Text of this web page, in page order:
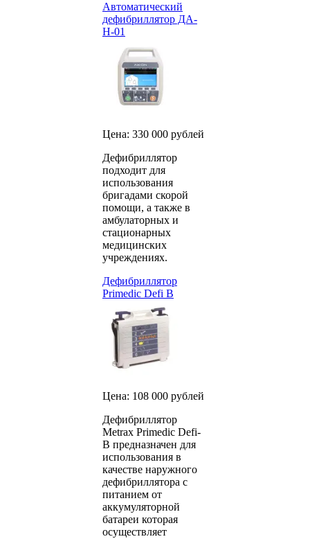
Автоматический
дефибриллятор ДА-
Н-01
Цена: 330 000 рублей
Дефибриллятор
подходит для
использования
бригадами скорой
помощи, а также в
амбулаторных и
стационарных
медицинских
учреждениях.
Дефибриллятор
Primedic Defi B
Цена: 108 000 рублей
Дефибриллятор
Metrax Primedic Defi-
B предназначен для
использования в
качестве наружного
дефибриллятора с
питанием от
аккумуляторной
батареи которая
осуществляет